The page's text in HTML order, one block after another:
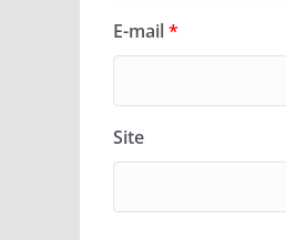
E-mail*
Site